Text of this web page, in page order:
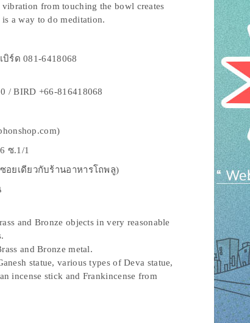
from touching the bowl creates
a way to do meditation.
ร์ด 081-6418068
/ BIRD +66-816418068
ซ.1/1
เดียวกับร้านอาหารโถพลู)
and Bronze objects in very reasonable
and Bronze metal.
statue, various types of Deva statue,
incense stick and Frankincense from